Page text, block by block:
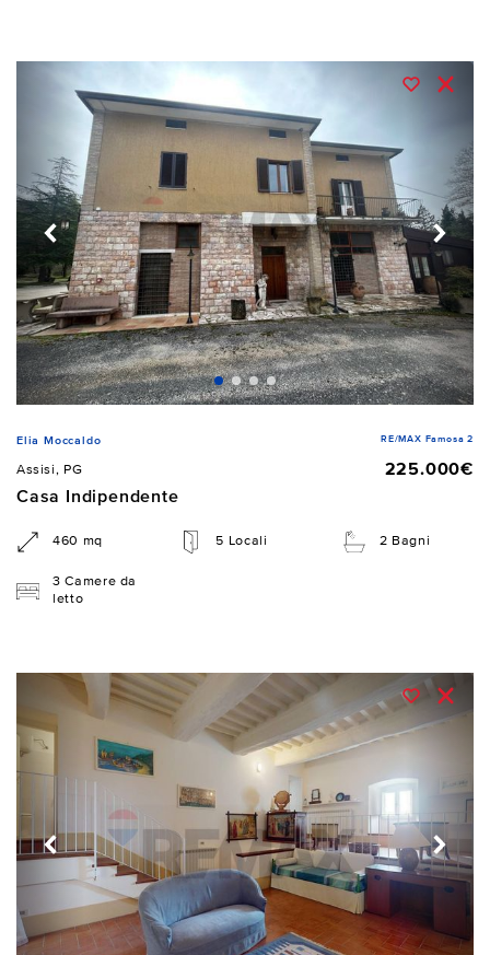
Elia Moccaldo RE/MAX Famosa 2
Assisi, PG
225.000€
Casa Indipendente
460 mq 5 Locali 2 Bagni
3 Camere da
letto